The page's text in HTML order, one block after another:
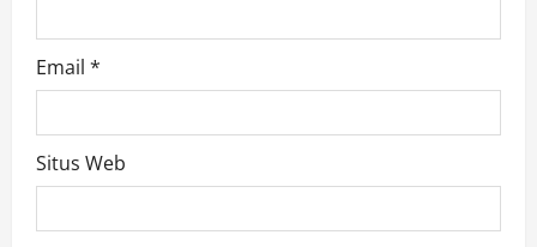
Email *
Situs Web